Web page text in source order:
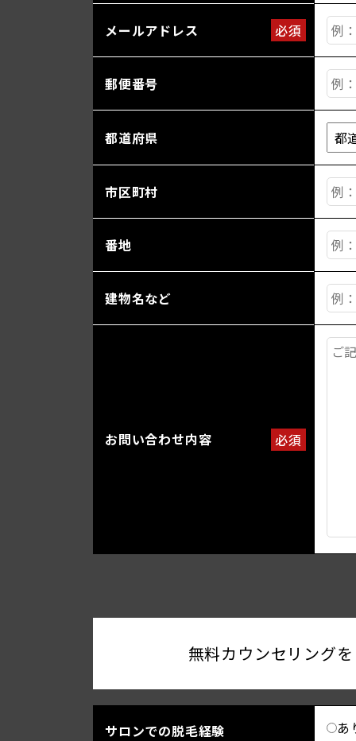
メールアドレス 必須
郵便番号
都道府県
市区町村
番地
建物名など
お問い合わせ内容 必須
無料カウンセリングを
サロンでの脱毛経験 あ